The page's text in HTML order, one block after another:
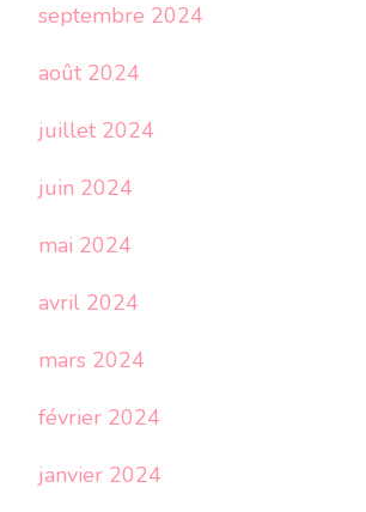
septembre 2024
août 2024
juillet 2024
juin 2024
mai 2024
avril 2024
mars 2024
février 2024
janvier 2024